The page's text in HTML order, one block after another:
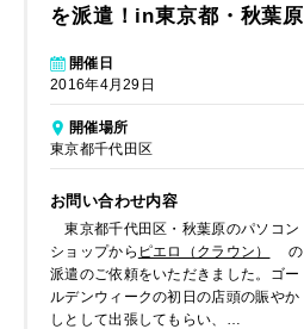
を派遣！in東京都・秋葉原
開催日
2016年4月29日
開催場所
東京都千代田区
お問い合わせ内容
東京都千代田区・秋葉原のパソコン
ショップから ピエロ（クラウン）
の
派遣のご依頼をいただきました。ゴー
ルデンウィークの初日の店頭の賑やか
しとして出張してもらい、